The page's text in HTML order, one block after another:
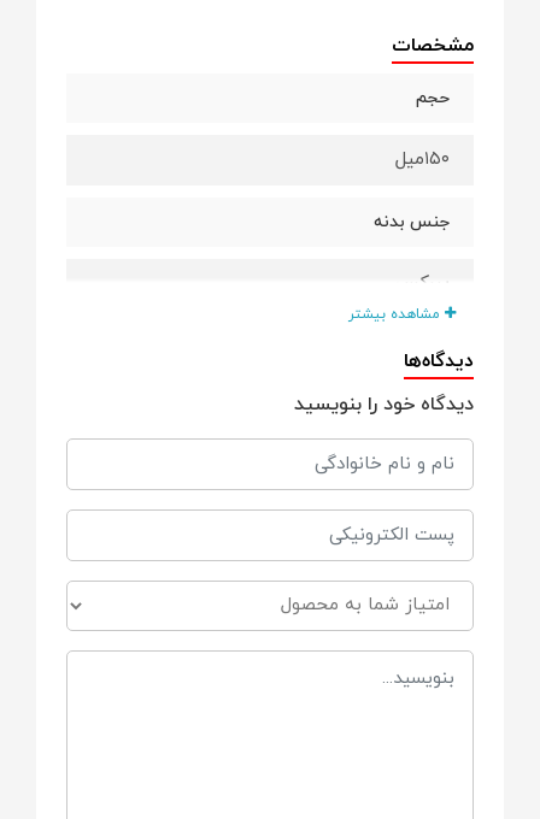
مشخصات
حجم
۱۵۰میل
جنس بدنه
پیرکس
برند
بی بی لند
ویژگی ها
تهیه شده از مواد شفاف و بهداشتی
سهولت در تغذیه
مقاوم در برابر شوک حرارتی
مشاهده بیشتر
دیدگاه‌ها
دیدگاه خود را بنویسید